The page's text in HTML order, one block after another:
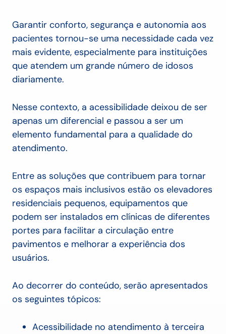
Garantir conforto, segurança e autonomia aos
pacientes tornou-se uma necessidade cada vez
mais evidente, especialmente para instituições
que atendem um grande número de idosos
diariamente.
Nesse contexto, a acessibilidade deixou de ser
apenas um diferencial e passou a ser um
elemento fundamental para a qualidade do
atendimento.
Entre as soluções que contribuem para tornar
os espaços mais inclusivos estão os elevadores
residenciais pequenos, equipamentos que
podem ser instalados em clínicas de diferentes
portes para facilitar a circulação entre
pavimentos e melhorar a experiência dos
usuários.
Ao decorrer do conteúdo, serão apresentados
os seguintes tópicos:
Acessibilidade no atendimento à terceira